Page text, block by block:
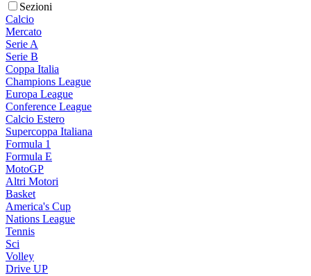
Sezioni
Calcio
Mercato
Serie A
Serie B
Coppa Italia
Champions League
Europa League
Conference League
Calcio Estero
Supercoppa Italiana
Formula 1
Formula E
MotoGP
Altri Motori
Basket
America's Cup
Nations League
Tennis
Sci
Volley
Drive UP